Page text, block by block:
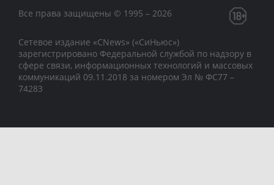
Все права защищены © 1995 – 2026
Сетевое издание «CNews» («СиНьюс»)
зарегистрировано Федеральной службой по надзору в
сфере связи, информационных технологий и массовых
коммуникаций 09.11.2018 за номером Эл № ФС77 –
74283